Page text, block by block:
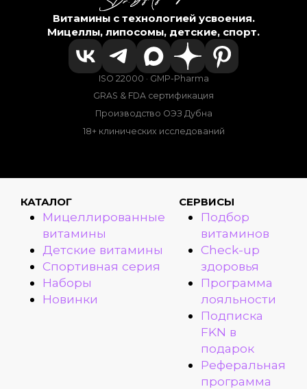
Витамины с технологией усвоения.
Мицеллы, липосомы, детские, спорт.
ISO 22000 · GMP-Pharma
GRAS & FDA сертификация
Производство ОЭЗ Дубна
18+ клинических исследований
КАТАЛОГ
Мицеллированные
витамины
Детские витамины
Спортивная серия
Наборы
Новинки
СЕРВИСЫ
Подбор
витаминов
Check-up
здоровья
Программа
лояльности
Подписка
FKN в
подарок
Реферальная
программа